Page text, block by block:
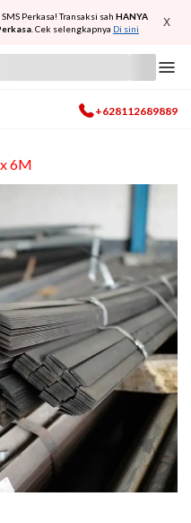
Perkasa! Transaksi sah HANYA
. Cek selengkapnya Di sini X
+628112689889
6M